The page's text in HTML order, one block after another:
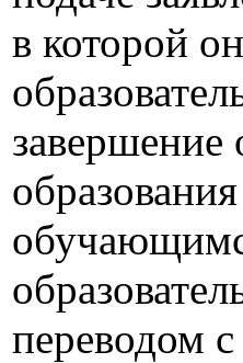
в которой
завершение
переводом